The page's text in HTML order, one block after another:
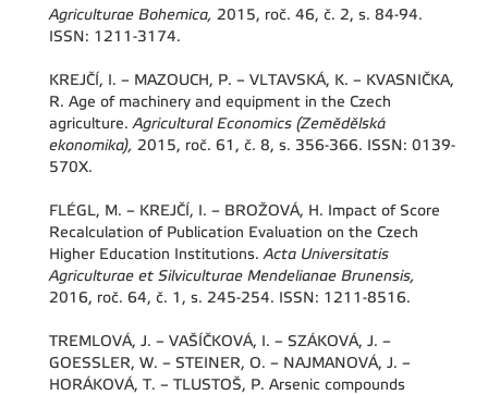
Agriculturae Bohemica, 2015, roč. 46, č. 2, s. 84-94.
ISSN: 1211-3174.
KREJČÍ, I. – MAZOUCH, P. – VLTAVSKÁ, K. – KVASNIČKA,
R. Age of machinery and equipment in the Czech
agriculture.Agricultural Economics (Zemědělská
ekonomika), 2015, roč. 61, č. 8, s. 356-366. ISSN: 0139-
570X.
FLÉGL, M. – KREJČÍ, I. – BROŽOVÁ, H. Impact of Score
Recalculation of Publication Evaluation on the Czech
Higher Education Institutions.Acta Universitatis
Agriculturae et Silviculturae Mendelianae Brunensis,
2016, roč. 64, č. 1, s. 245-254. ISSN: 1211-8516.
TREMLOVÁ, J. – VAŠÍČKOVÁ, I. – SZÁKOVÁ, J. –
GOESSLER, W. – STEINER, O. – NAJMANOVÁ, J. –
HORÁKOVÁ, T. – TLUSTOŠ, P. Arsenic compounds